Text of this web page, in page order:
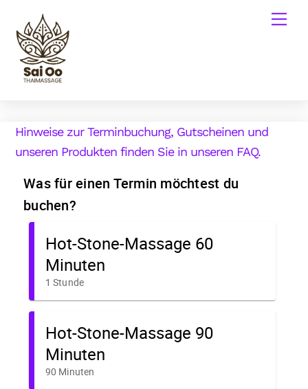
content
Hinweise zur Terminbuchung, Gutscheinen und
unseren Produkten finden Sie in unseren FAQ.